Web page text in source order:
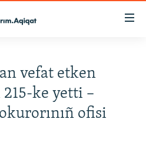
vefat etken
215-ke yetti –
ofisi